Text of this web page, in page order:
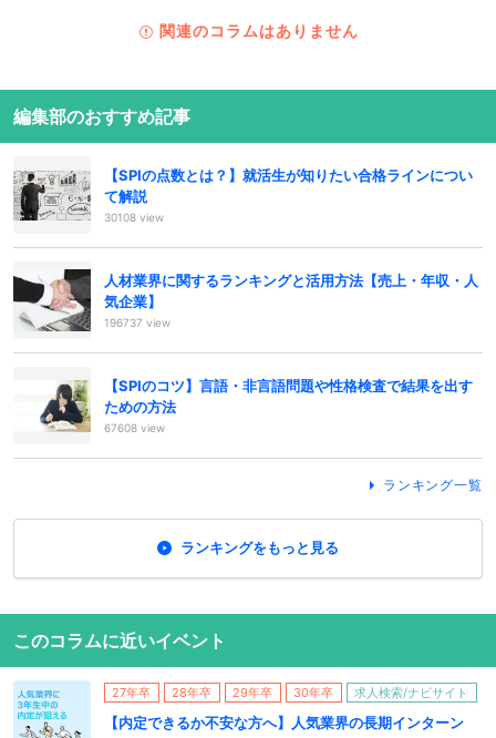
関連のコラムはありません
編集部のおすすめ記事
【SPIの点数とは？】就活生が知りたい合格ラインについ
て解説
30108 view
人材業界に関するランキングと活用方法【売上・年収・人
気企業】
196737 view
【SPIのコツ】言語・非言語問題や性格検査で結果を出す
ための方法
67608 view
ランキング一覧
ランキングをもっと見る
このコラムに近いイベント
27年卒 28年卒 29年卒 30年卒 求人検索/ナビサイト
【内定できるか不安な方へ】人気業界の長期インターン